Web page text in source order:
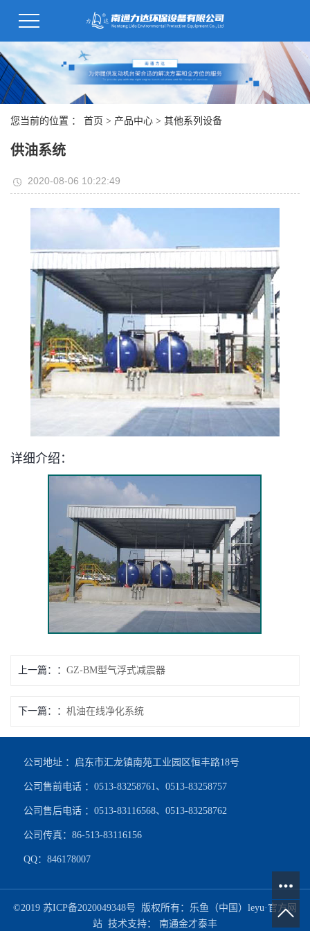
您当前的位置 ： 首页 > 产品中心 > 其他系列设备
供油系统
2020-08-06 10:22:49
详细介绍：
上一篇： GZ-BM型气浮式减震器
下一篇： 机油在线净化系统
公司地址 ：启东市汇龙镇南苑工业园区恒丰路18号
公司售前电话 ：0513-83258761、0513-83258757
公司售后电话 ：0513-83116568、0513-83258762
公司传真：86-513-83116156
QQ：846178007
©2019 苏ICP备2020049348号 版权所有：乐鱼（中国）leyu·官方网
站 技术支持： 南通金才泰丰